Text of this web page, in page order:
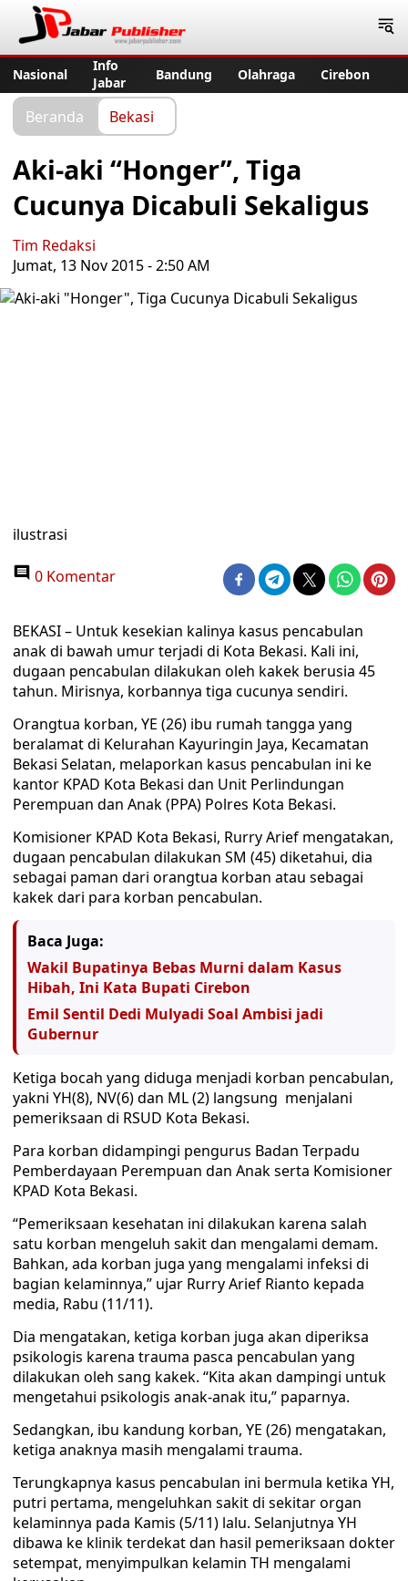
Nasional
Info
Jabar
Bandung Olahraga Cirebon
Beranda Bekasi
Aki-aki “Honger”, Tiga
Cucunya Dicabuli Sekaligus
Tim Redaksi
Jumat, 13 Nov 2015 - 2:50 AM
ilustrasi
0 Komentar
BEKASI – Untuk kesekian kalinya kasus pencabulan
anak di bawah umur terjadi di Kota Bekasi. Kali ini,
dugaan pencabulan dilakukan oleh kakek berusia 45
tahun. Mirisnya, korbannya tiga cucunya sendiri.
Orangtua korban, YE (26) ibu rumah tangga yang
beralamat di Kelurahan Kayuringin Jaya, Kecamatan
Bekasi Selatan, melaporkan kasus pencabulan ini ke
kantor KPAD Kota Bekasi dan Unit Perlindungan
Perempuan dan Anak (PPA) Polres Kota Bekasi.
Komisioner KPAD Kota Bekasi, Rurry Arief mengatakan,
dugaan pencabulan dilakukan SM (45) diketahui, dia
sebagai paman dari orangtua korban atau sebagai
kakek dari para korban pencabulan.
Baca Juga:
Wakil Bupatinya Bebas Murni dalam Kasus
Hibah, Ini Kata Bupati Cirebon
Emil Sentil Dedi Mulyadi Soal Ambisi jadi
Gubernur
Ketiga bocah yang diduga menjadi korban pencabulan,
yakni YH(8), NV(6) dan ML (2) langsung menjalani
pemeriksaan di RSUD Kota Bekasi.
Para korban didampingi pengurus Badan Terpadu
Pemberdayaan Perempuan dan Anak serta Komisioner
KPAD Kota Bekasi.
“Pemeriksaan kesehatan ini dilakukan karena salah
satu korban mengeluh sakit dan mengalami demam.
Bahkan, ada korban juga yang mengalami infeksi di
bagian kelaminnya,” ujar Rurry Arief Rianto kepada
media, Rabu (11/11).
Dia mengatakan, ketiga korban juga akan diperiksa
psikologis karena trauma pasca pencabulan yang
dilakukan oleh sang kakek. “Kita akan dampingi untuk
mengetahui psikologis anak-anak itu,” paparnya.
Sedangkan, ibu kandung korban, YE (26) mengatakan,
ketiga anaknya masih mengalami trauma.
Terungkapnya kasus pencabulan ini bermula ketika YH,
putri pertama, mengeluhkan sakit di sekitar organ
kelaminnya pada Kamis (5/11) lalu. Selanjutnya YH
dibawa ke klinik terdekat dan hasil pemeriksaan dokter
setempat, menyimpulkan kelamin TH mengalami